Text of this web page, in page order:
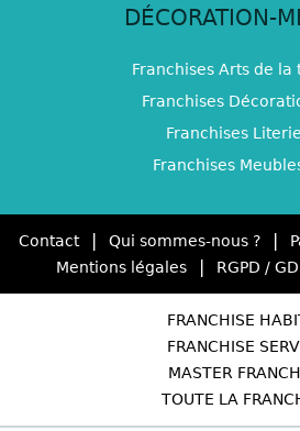
DÉCORATION-
Franchises Arts de la
Franchises
Franchises
Franchises
Contact Qui sommes-nous ?
Mentions légales RGPD /
FRANCHISE
FRANCHISE
MASTER
TOUTE LA